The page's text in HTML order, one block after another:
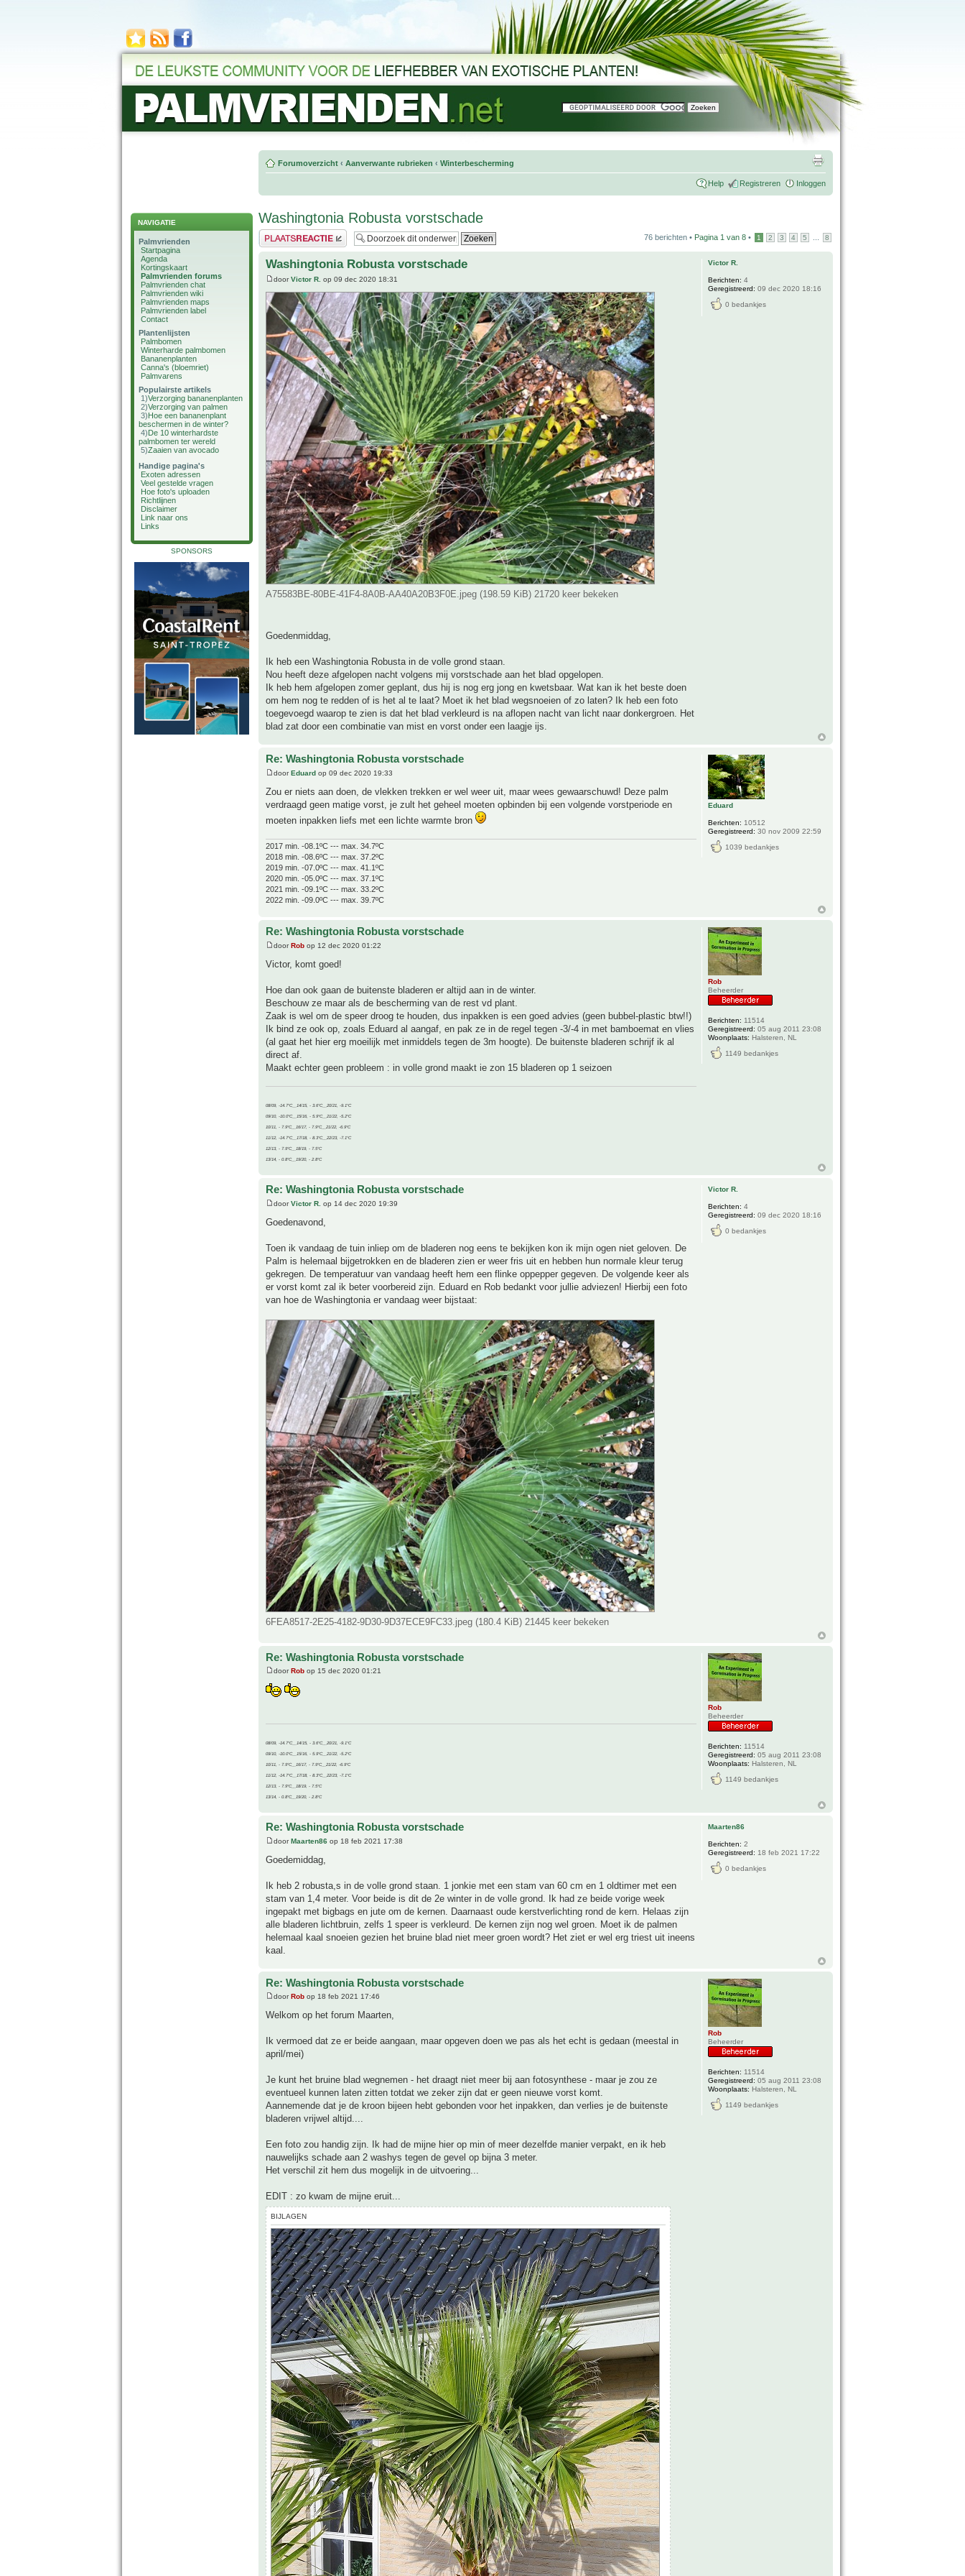
NAVIGATIE
Palmvrienden
Startpagina
Agenda
Kortingskaart
Palmvrienden forums
Palmvrienden chat
Palmvrienden wiki
Palmvrienden maps
Palmvrienden label
Contact
Plantenlijsten
Palmbomen
Winterharde palmbomen
Bananenplanten
Canna's (bloemriet)
Palmvarens
Populairste artikels
1)Verzorging bananenplanten
2)Verzorging van palmen
3)Hoe een bananenplant
beschermen in de winter?
4)De 10 winterhardste
palmbomen ter wereld
5)Zaaien van avocado
Handige pagina's
Exoten adressen
Veel gestelde vragen
Hoe foto's uploaden
Richtlijnen
Disclaimer
Link naar ons
Links
SPONSORS
Forumoverzicht ‹ Aanverwante rubrieken ‹ Winterbescherming
Help Registreren Inloggen
Washingtonia Robusta vorstschade
Plaats een reactie 76 berichten • Pagina 1 van 8 • 1 2 3 4 5 8
Washingtonia Robusta vorstschade
doorVictor R. op 09 dec 2020 18:31
A75583BE-80BE-41F4-8A0B-AA40A20B3F0E.jpeg (198.59 KiB) 21720 keer bekeken
Goedenmiddag,
Ik heb een Washingtonia Robusta in de volle grond staan.
Nou heeft deze afgelopen nacht volgens mij vorstschade aan het blad opgelopen.
Ik heb hem afgelopen zomer geplant, dus hij is nog erg jong en kwetsbaar. Wat kan ik het beste doen
om hem nog te redden of is het al te laat? Moet ik het blad wegsnoeien of zo laten? Ik heb een foto
toegevoegd waarop te zien is dat het blad verkleurd is na aflopen nacht van licht naar donkergroen. Het
blad zat door een combinatie van mist en vorst onder een laagje ijs.
Victor R.
Berichten: 4
Geregistreerd: 09 dec 2020 18:16
0 bedankjes
Re: Washingtonia Robusta vorstschade
doorEduard op 09 dec 2020 19:33
Zou er niets aan doen, de vlekken trekken er wel weer uit, maar wees gewaarschuwd! Deze palm
verdraagd geen matige vorst, je zult het geheel moeten opbinden bij een volgende vorstperiode en
moeten inpakken liefs met een lichte warmte bron
2017 min. -08.1ºC --- max. 34.7ºC
2018 min. -08.6ºC --- max. 37.2ºC
2019 min. -07.0ºC --- max. 41.1ºC
2020 min. -05.0ºC --- max. 37.1ºC
2021 min. -09.1ºC --- max. 33.2ºC
2022 min. -09.0ºC --- max. 39.7ºC
Eduard
Berichten: 10512
Geregistreerd: 30 nov 2009 22:59
1039 bedankjes
Re: Washingtonia Robusta vorstschade
doorRob op 12 dec 2020 01:22
Victor, komt goed!
Hoe dan ook gaan de buitenste bladeren er altijd aan in de winter.
Beschouw ze maar als de bescherming van de rest vd plant.
Zaak is wel om de speer droog te houden, dus inpakken is een goed advies (geen bubbel-plastic btw!!)
Ik bind ze ook op, zoals Eduard al aangaf, en pak ze in de regel tegen -3/-4 in met bamboemat en vlies
(al gaat het hier erg moeilijk met inmiddels tegen de 3m hoogte). De buitenste bladeren schrijf ik al
direct af.
Maakt echter geen probleem : in volle grond maakt ie zon 15 bladeren op 1 seizoen
08/09, -14.7°C__14/15, - 3.6°C__20/21, -9.1°C
09/10, -10.0°C__15/16, - 5.9°C__21/22, -5.2°C
10/11, - 7.9°C__16/17, - 7.9°C__21/22, -6.9°C
11/12, -14.7°C__17/18, - 8.3°C__22/23, -7.1°C
12/13, - 7.9°C__18/19, - 7.5°C
13/14, - 0.8°C__19/20, - 2.8°C
Rob
Beheerder
Berichten: 11514
Geregistreerd: 05 aug 2011 23:08
Woonplaats: Halsteren, NL
1149 bedankjes
Re: Washingtonia Robusta vorstschade
doorVictor R. op 14 dec 2020 19:39
Goedenavond,
Toen ik vandaag de tuin inliep om de bladeren nog eens te bekijken kon ik mijn ogen niet geloven. De
Palm is helemaal bijgetrokken en de bladeren zien er weer fris uit en hebben hun normale kleur terug
gekregen. De temperatuur van vandaag heeft hem een flinke oppepper gegeven. De volgende keer als
er vorst komt zal ik beter voorbereid zijn. Eduard en Rob bedankt voor jullie adviezen! Hierbij een foto
van hoe de Washingtonia er vandaag weer bijstaat:
6FEA8517-2E25-4182-9D30-9D37ECE9FC33.jpeg (180.4 KiB) 21445 keer bekeken
Victor R.
Berichten: 4
Geregistreerd: 09 dec 2020 18:16
0 bedankjes
Re: Washingtonia Robusta vorstschade
door Rob op 15 dec 2020 01:21
08/09, -14.7°C__14/15, - 3.6°C__20/21, -9.1°C
09/10, -10.0°C__15/16, - 5.9°C__21/22, -5.2°C
10/11, - 7.9°C__16/17, - 7.9°C__21/22, -6.9°C
11/12, -14.7°C__17/18, - 8.3°C__22/23, -7.1°C
12/13, - 7.9°C__18/19, - 7.5°C
13/14, - 0.8°C__19/20, - 2.8°C
Rob
Beheerder
Berichten: 11514
Geregistreerd: 05 aug 2011 23:08
Woonplaats: Halsteren, NL
1149 bedankjes
Re: Washingtonia Robusta vorstschade
doorMaarten86 op 18 feb 2021 17:38
Goedemiddag,
Ik heb 2 robusta,s in de volle grond staan. 1 jonkie met een stam van 60 cm en 1 oldtimer met een
stam van 1,4 meter. Voor beide is dit de 2e winter in de volle grond. Ik had ze beide vorige week
ingepakt met bigbags en jute om de kernen. Daarnaast oude kerstverlichting rond de kern. Helaas zijn
alle bladeren lichtbruin, zelfs 1 speer is verkleurd. De kernen zijn nog wel groen. Moet ik de palmen
helemaal kaal snoeien gezien het bruine blad niet meer groen wordt? Het ziet er wel erg triest uit ineens
kaal.
Maarten86
Berichten: 2
Geregistreerd: 18 feb 2021 17:22
0 bedankjes
Re: Washingtonia Robusta vorstschade
doorRob op 18 feb 2021 17:46
Welkom op het forum Maarten,
Ik vermoed dat ze er beide aangaan, maar opgeven doen we pas als het echt is gedaan (meestal in
april/mei)
Je kunt het bruine blad wegnemen - het draagt niet meer bij aan fotosynthese - maar je zou ze
eventueel kunnen laten zitten totdat we zeker zijn dat er geen nieuwe vorst komt.
Aannemende dat je de kroon bijeen hebt gebonden voor het inpakken, dan verlies je de buitenste
bladeren vrijwel altijd....
Een foto zou handig zijn. Ik had de mijne hier op min of meer dezelfde manier verpakt, en ik heb
nauwelijks schade aan 2 washys tegen de gevel op bijna 3 meter.
Het verschil zit hem dus mogelijk in de uitvoering...
EDIT : zo kwam de mijne eruit...
BIJLAGEN
Rob
Beheerder
Berichten: 11514
Geregistreerd: 05 aug 2011 23:08
Woonplaats: Halsteren, NL
1149 bedankjes